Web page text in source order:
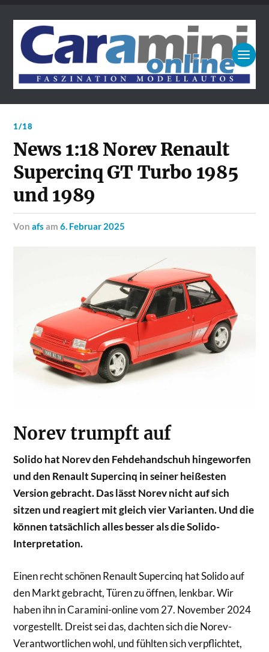
1/18
News 1:18 Norev Renault
Supercinq GT Turbo 1985
und 1989
vonafs am6. Februar 2025
Norev trumpft auf
Solido hat Norev den Fehdehandschuh hingeworfen
und den Renault Supercinq in seiner heißesten
Version gebracht. Das lässt Norev nicht auf sich
sitzen und reagiert mit gleich vier Varianten. Und die
können tatsächlich alles besser als die Solido-
Interpretation.
Einen recht schönen Renault Supercinq hat Solido auf
den Markt gebracht, Türen zu öffnen, lenkbar. Wir
haben ihn in Caramini-online vom 27. November 2024
vorgestellt. Dreist sei das, dachten sich die Norev-
Verantwortlichen wohl, und fühlten sich verpflichtet,